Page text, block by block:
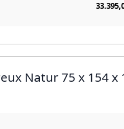
Natur 75 x 154 x